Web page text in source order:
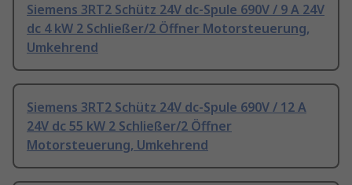
Siemens 3RT2 Schütz 24V dc-Spule 690V / 9 A 24V
dc 4 kW 2 Schließer/2 Öffner Motorsteuerung,
Umkehrend
Siemens 3RT2 Schütz 24V dc-Spule 690V / 12 A
24V dc 55 kW 2 Schließer/2 Öffner
Motorsteuerung, Umkehrend